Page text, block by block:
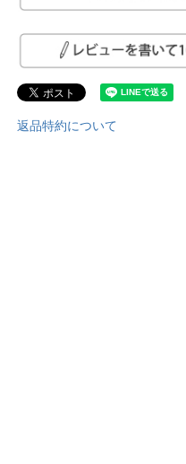
返品特約について